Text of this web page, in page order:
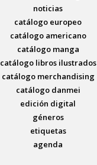
noticias
catálogo europeo
catálogo americano
catálogo manga
catálogo libros ilustrados
catálogo merchandising
catálogo danmei
edición digital
géneros
etiquetas
agenda